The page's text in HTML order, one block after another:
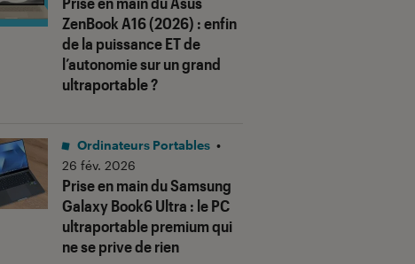
ZenBook A16 (2026) : enfin
de la puissance ET de
l’autonomie sur un grand
ultraportable ?
Prise en main du Samsung
Galaxy Book6 Ultra : le PC
ultraportable premium qui
ne se prive de rien
Ordinateurs Portables •
26 fév. 2026